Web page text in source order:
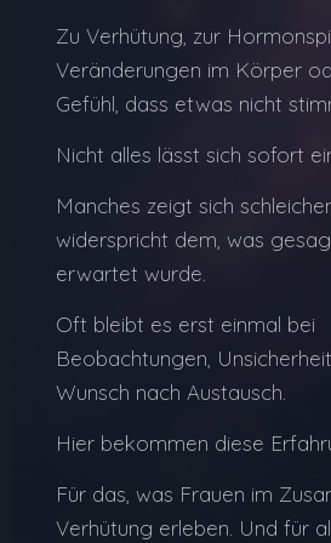
Zu Verhütung, zur
Veränderungen im Körper
Gefühl, dass etwas nicht
Nicht alles lässt sich sofort
Manches zeigt sich
widerspricht dem, was
erwartet wurde.
Oft bleibt es erst einmal bei
Beobachtungen,
Wunsch nach Austausch.
Hier bekommen diese
Für das, was Frauen im
Verhütung erleben. Und für